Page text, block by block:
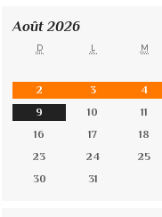
Août 2026
D L M
2
3 4
9
10 11
16
17 18
23
24 25
30
31